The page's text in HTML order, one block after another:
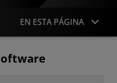
EN ESTA PÁGINA